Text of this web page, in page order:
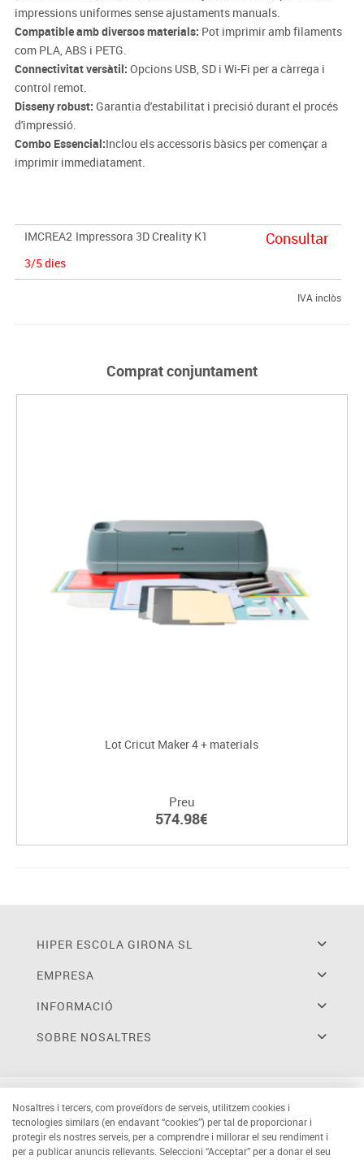
impressions uniformes sense ajustaments manuals.
Compatible amb diversos materials: Pot imprimir amb filaments
com PLA, ABS i PETG.
Connectivitat versàtil: Opcions USB, SD i Wi-Fi per a càrrega i
control remot.
Disseny robust: Garantia d'estabilitat i precisió durant el procés
d'impressió.
Combo Essencial:Inclou els accessoris bàsics per començar a
imprimir immediatament.
IMCREA2 Impressora 3D Creality K1
3/5 dies
Consultar
IVA inclòs
Comprat conjuntament
Lot Cricut Maker 4 + materials
Preu
574.98€
HIPER ESCOLA GIRONA SL
EMPRESA
INFORMACIÓ
SOBRE NOSALTRES
Nosaltres i tercers, com proveïdors de serveis, utilitzem cookies i
tecnologies similars (en endavant “cookies”) per tal de proporcionar i
protegir els nostres serveis, per a comprendre i millorar el seu rendiment i
per a publicar anuncis rellevants. Seleccioni “Acceptar” per a donar el seu